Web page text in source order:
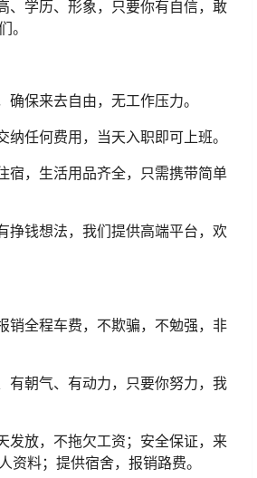
、学历、形象，只要你有自信，敢
。
确保来去自由，无工作压力。
纳任何费用，当天入职即可上班。
宿，生活用品齐全，只需携带简单
挣钱想法，我们提供高端平台，欢
销全程车费，不欺骗，不勉强，非
有朝气、有动力，只要你努力，我
发放，不拖欠工资；安全保证，来
资料；提供宿舍，报销路费。